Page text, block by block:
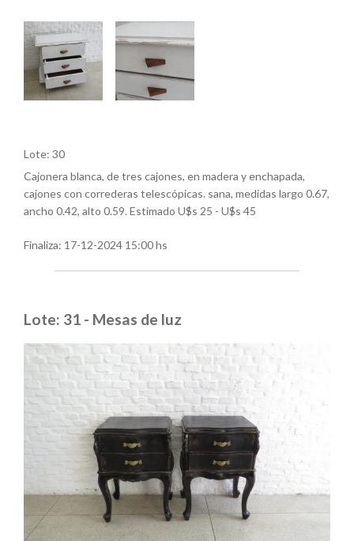
Lote: 30
Cajonera blanca, de tres cajones, en madera y enchapada,
cajones con correderas telescópicas. sana, medidas largo 0.67,
ancho 0.42, alto 0.59. Estimado U$s 25 - U$s 45
Finaliza: 17-12-2024 15:00 hs
Lote: 31 - Mesas de luz